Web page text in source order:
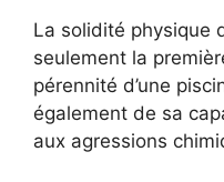
La solidité physique
seulement la
pérennité d’une
également de sa
aux agressions